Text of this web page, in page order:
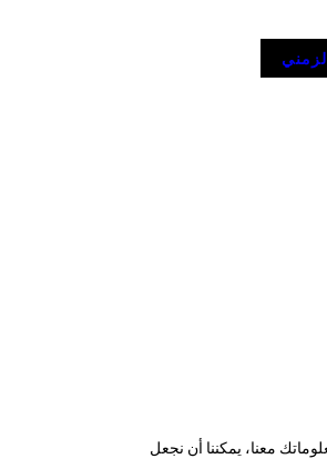
معنا، يمكننا أن نجعل